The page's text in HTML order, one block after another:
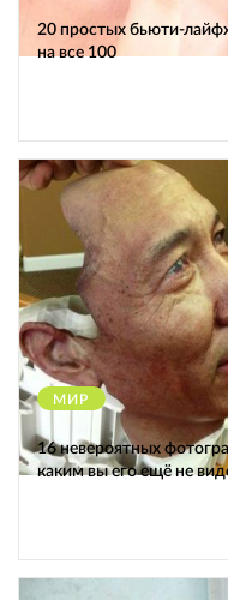
20 простых бьюти-
на все 100
МИР
16 невероятных
каким вы его ещё не